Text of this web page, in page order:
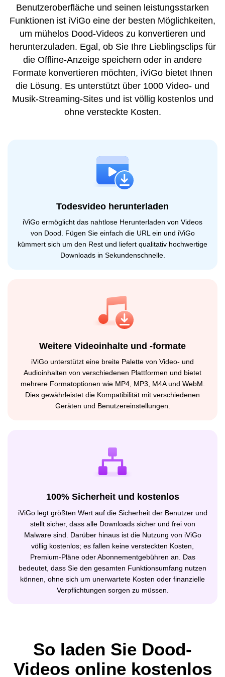
Benutzeroberfläche und seinen leistungsstarken
Funktionen ist iViGo eine der besten Möglichkeiten,
um mühelos Dood-Videos zu konvertieren und
herunterzuladen. Egal, ob Sie Ihre Lieblingsclips für
die Offline-Anzeige speichern oder in andere
Formate konvertieren möchten, iViGo bietet Ihnen
die Lösung. Es unterstützt über 1000 Video- und
Musik-Streaming-Sites und ist völlig kostenlos und
ohne versteckte Kosten.
Todesvideo herunterladen
iViGo ermöglicht das nahtlose Herunterladen von Videos
von Dood. Fügen Sie einfach die URL ein und iViGo
kümmert sich um den Rest und liefert qualitativ hochwertige
Downloads in Sekundenschnelle.
Weitere Videoinhalte und -formate
iViGo unterstützt eine breite Palette von Video- und
Audioinhalten von verschiedenen Plattformen und bietet
mehrere Formatoptionen wie MP4, MP3, M4A und WebM.
Dies gewährleistet die Kompatibilität mit verschiedenen
Geräten und Benutzereinstellungen.
100% Sicherheit und kostenlos
iViGo legt größten Wert auf die Sicherheit der Benutzer und
stellt sicher, dass alle Downloads sicher und frei von
Malware sind. Darüber hinaus ist die Nutzung von iViGo
völlig kostenlos; es fallen keine versteckten Kosten,
Premium-Pläne oder Abonnementgebühren an. Das
bedeutet, dass Sie den gesamten Funktionsumfang nutzen
können, ohne sich um unerwartete Kosten oder finanzielle
Verpflichtungen sorgen zu müssen.
So laden Sie Dood-
Videos online kostenlos